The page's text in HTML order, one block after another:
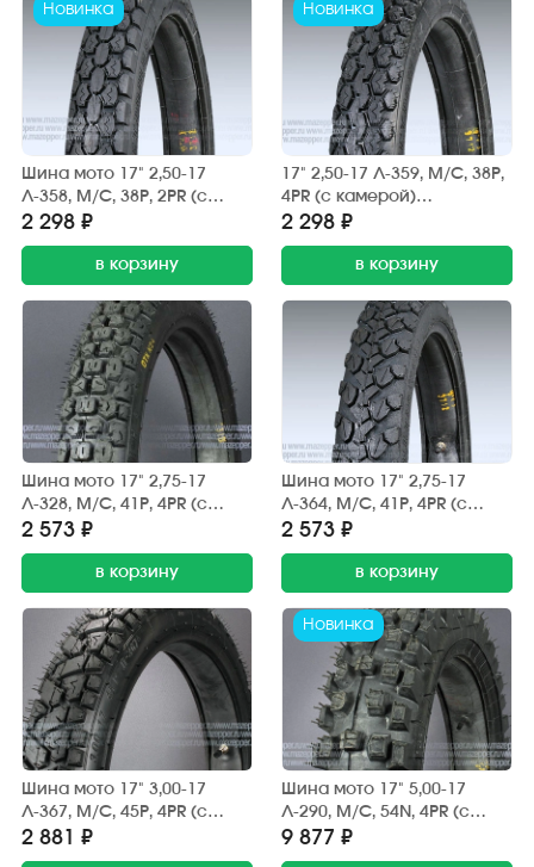
Новинка
Шина мото 17" 2,50-17
Л-358, M/C, 38P, 2PR (с
камерой) "ПЕТРОШИНА"
DELTA (вентиль TR4) эндуро
2 298 ₽
в корзину
Новинка
17" 2,50-17 Л-359, M/C, 38P,
4PR (с камерой)
"ПЕТРОШИНА" DELTA
(вентиль TR4) эндуро
2 298 ₽
в корзину
Шина мото 17" 2,75-17
Л-328, M/C, 41P, 4PR (с
камерой) "ПЕТРОШИНА"
DELTA (вентиль TR4) эндуро
2 573 ₽
в корзину
Шина мото 17" 2,75-17
Л-364, M/C, 41P, 4PR (с
камерой) "ПЕТРОШИНА"
DELTA (вентиль TR4) эндуро
2 573 ₽
в корзину
Шина мото 17" 3,00-17
Л-367, M/C, 45P, 4PR (с
камерой) "ПЕТРОШИНА"
DELTA (вентиль TR4) эндуро
2 881 ₽
Новинка
Шина мото 17" 5,00-17
Л-290, M/C, 54N, 4PR (с
камерой) "ПЕТРОШИНА"
(кросс)
9 877 ₽